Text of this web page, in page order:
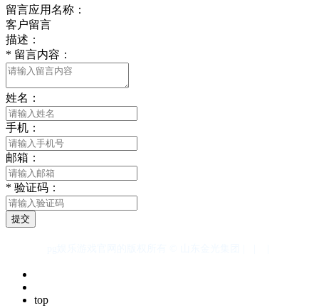
留言应用名称：
客户留言
描述：
* 留言内容：
姓名：
手机：
邮箱：
* 验证码：
提交
top